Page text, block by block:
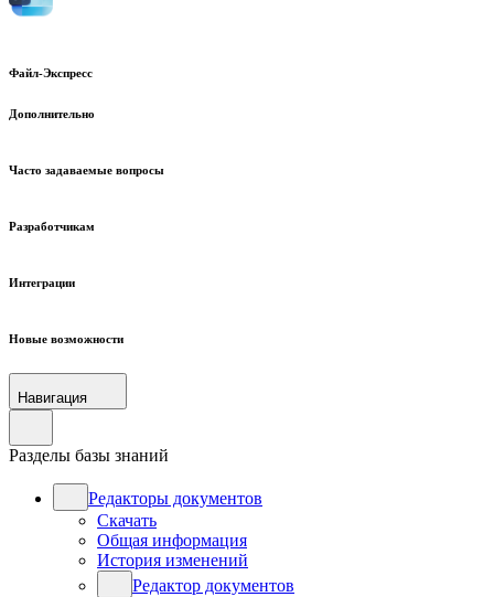
Файл-Экспресс
Дополнительно
Часто задаваемые вопросы
Разработчикам
Интеграции
Новые возможности
Навигация
Разделы базы знаний
Редакторы документов
Скачать
Общая информация
История изменений
Редактор документов